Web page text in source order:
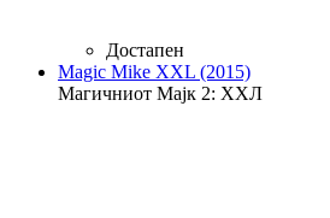
Достапен
Magic Mike XXL (2015)
Магичниот Мајк 2: XXЛ